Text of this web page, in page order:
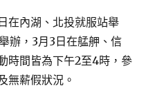
內湖、北投就服站舉
辦，3月3日在艋舺、信
時間皆為下午2至4時，參
無薪假狀況。